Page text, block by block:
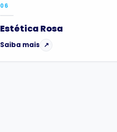
06
Estética Rosa
Saiba mais ↗